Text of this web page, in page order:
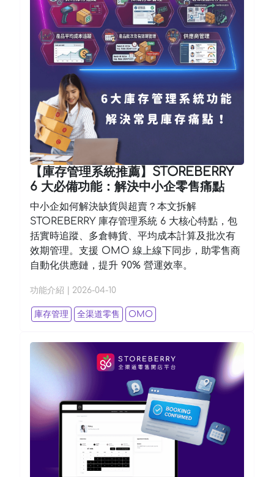
【庫存管理系統推薦】STOREBERRY
6 大必備功能：解決中小企零售痛點
中小企如何解決缺貨與超賣？本文拆解
STOREBERRY 庫存管理系統 6 大核心特點，包
括實時追蹤、多倉轉貨、平均成本計算及批次有
效期管理。支援 OMO 線上線下同步，助零售商
自動化供應鏈，提升 90% 營運效率。
功能介紹 2026-04-10
庫存管理 全渠道零售 OMO